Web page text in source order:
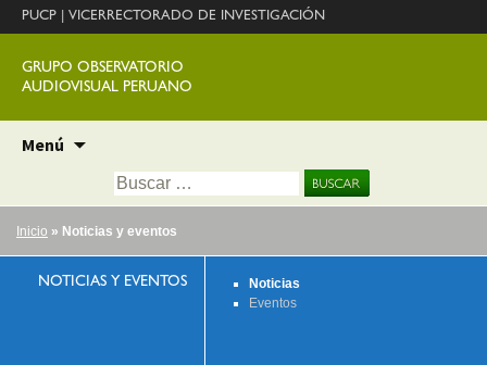
PUCP VICERRECTORADO DE INVESTIGACIÓN
GRUPO OBSERVATORIO
AUDIOVISUAL PERUANO
Menú
contenido
Buscar:
Inicio » Noticias y eventos
NOTICIAS Y EVENTOS
Noticias
Eventos